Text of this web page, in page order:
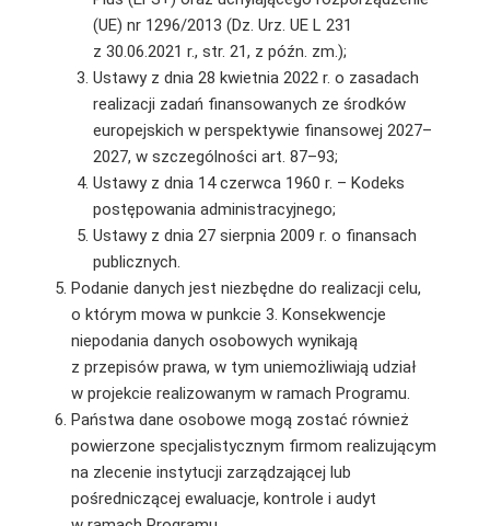
(UE) nr 1296/2013 (Dz. Urz. UE L 231
z 30.06.2021 r., str. 21, z późn. zm.);
Ustawy z dnia 28 kwietnia 2022 r. o zasadach
realizacji zadań finansowanych ze środków
europejskich w perspektywie finansowej 2027–
2027, w szczególności art. 87–93;
Ustawy z dnia 14 czerwca 1960 r. – Kodeks
postępowania administracyjnego;
Ustawy z dnia 27 sierpnia 2009 r. o finansach
publicznych.
Podanie danych jest niezbędne do realizacji celu,
o którym mowa w punkcie 3. Konsekwencje
niepodania danych osobowych wynikają
z przepisów prawa, w tym uniemożliwiają udział
w projekcie realizowanym w ramach Programu.
Państwa dane osobowe mogą zostać również
powierzone specjalistycznym firmom realizującym
na zlecenie instytucji zarządzającej lub
pośredniczącej ewaluacje, kontrole i audyt